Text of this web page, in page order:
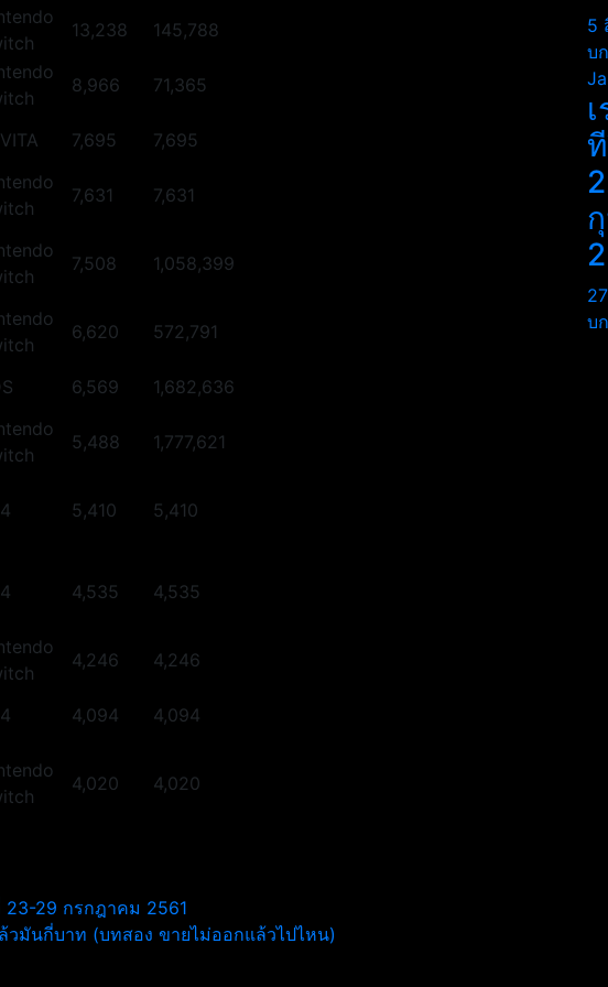
13,238 145,788
8,966 71,365
7,695 7,695
7,631 7,631
7,508 1,058,399
6,620 572,791
6,569 1,682,636
5,488 1,777,621
5,410 5,410
4,535 4,535
4,246 4,246
4,094 4,094
4,020 4,020
23-29 กรกฎาคม 2561
มันกี่บาท (บทสอง ขายไม่ออกแล้วไปไหน)
5
บ
บ